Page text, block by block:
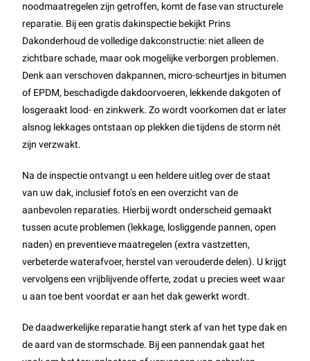
noodmaatregelen zijn getroffen, komt de fase van structurele
reparatie. Bij een gratis dakinspectie bekijkt Prins
Dakonderhoud de volledige dakconstructie: niet alleen de
zichtbare schade, maar ook mogelijke verborgen problemen.
Denk aan verschoven dakpannen, micro-scheurtjes in bitumen
of EPDM, beschadigde dakdoorvoeren, lekkende dakgoten of
losgeraakt lood- en zinkwerk. Zo wordt voorkomen dat er later
alsnog lekkages ontstaan op plekken die tijdens de storm nét
zijn verzwakt.
Na de inspectie ontvangt u een heldere uitleg over de staat
van uw dak, inclusief foto’s en een overzicht van de
aanbevolen reparaties. Hierbij wordt onderscheid gemaakt
tussen acute problemen (lekkage, losliggende pannen, open
naden) en preventieve maatregelen (extra vastzetten,
verbeterde waterafvoer, herstel van verouderde delen). U krijgt
vervolgens een vrijblijvende offerte, zodat u precies weet waar
u aan toe bent voordat er aan het dak gewerkt wordt.
De daadwerkelijke reparatie hangt sterk af van het type dak en
de aard van de stormschade. Bij een pannendak gaat het